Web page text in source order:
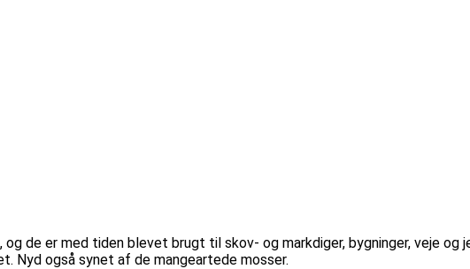
de er med tiden blevet brugt til skov- og markdiger, bygninger, veje og
Nyd også synet af de mangeartede mosser.